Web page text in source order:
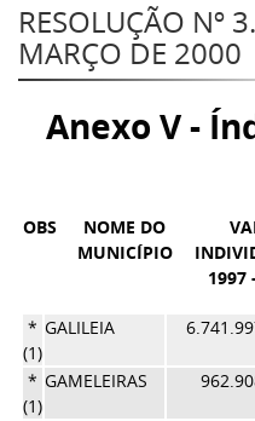
RESOLUÇÃO Nº
MARÇO DE 2000
Anexo V -
OBS
NOME DO
MUNICÍPIO
1997
*
(1)
GALILEIA
*
(1)
GAMELEIRAS